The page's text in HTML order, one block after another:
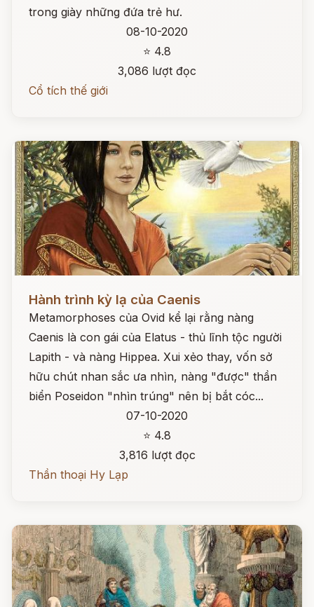
trong giày những đứa trẻ hư.
08-10-2020
⭐ 4.8
3,086 lượt đọc
Cổ tích thế giới
Hành trình kỳ lạ của Caenis
Metamorphoses của Ovid kể lại rằng nàng
Caenis là con gái của Elatus - thủ lĩnh tộc người
Lapith - và nàng Hippea. Xui xẻo thay, vốn sở
hữu chút nhan sắc ưa nhìn, nàng "được" thần
biển Poseidon "nhìn trúng" nên bị bắt cóc...
07-10-2020
⭐ 4.8
3,816 lượt đọc
Thần thoại Hy Lạp